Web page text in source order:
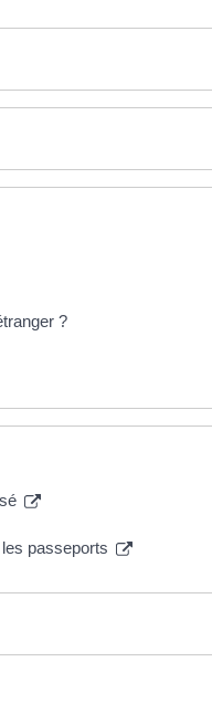
?
passeports